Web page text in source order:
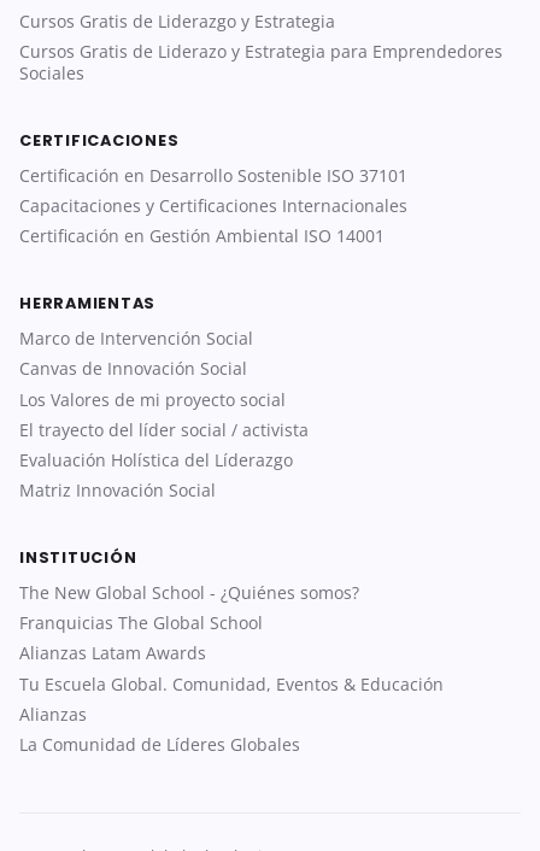
Cursos Gratis de Liderazgo y Estrategia
Cursos Gratis de Liderazo y Estrategia para Emprendedores
Sociales
CERTIFICACIONES
Certificación en Desarrollo Sostenible ISO 37101
Capacitaciones y Certificaciones Internacionales
Certificación en Gestión Ambiental ISO 14001
HERRAMIENTAS
Marco de Intervención Social
Canvas de Innovación Social
Los Valores de mi proyecto social
El trayecto del líder social / activista
Evaluación Holística del Líderazgo
Matriz Innovación Social
INSTITUCIÓN
The New Global School - ¿Quiénes somos?
Franquicias The Global School
Alianzas Latam Awards
Tu Escuela Global. Comunidad, Eventos & Educación
Alianzas
La Comunidad de Líderes Globales